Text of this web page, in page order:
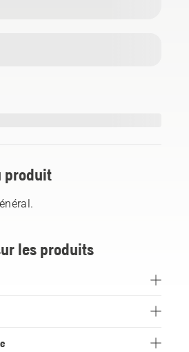
produit
les produits